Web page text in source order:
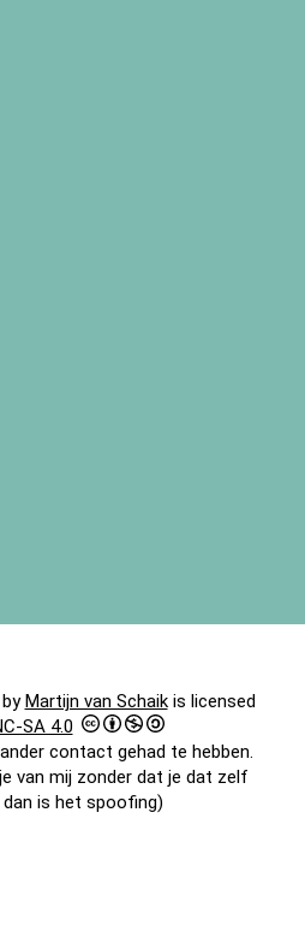
Martijn van Schaikis licensed
SA 4.0
contact gehad te hebben.
van mij zonder dat je dat zelf
is het spoofing)